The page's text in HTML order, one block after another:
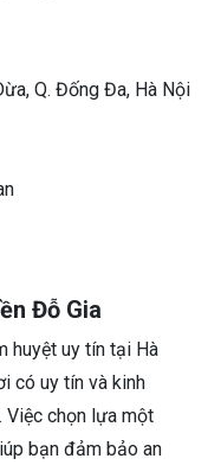
Q. Đống Đa, Hà Nội
Đỗ Gia
huyệt uy tín tại Hà
có uy tín và kinh
Việc chọn lựa một
bạn đảm bảo an